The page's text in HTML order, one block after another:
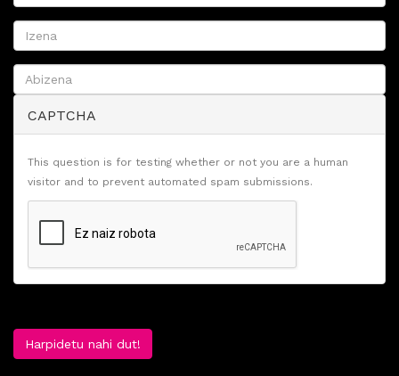
CAPTCHA
This question is for testing whether or not you are a human
visitor and to prevent automated spam submissions.
Harpidetu nahi dut!